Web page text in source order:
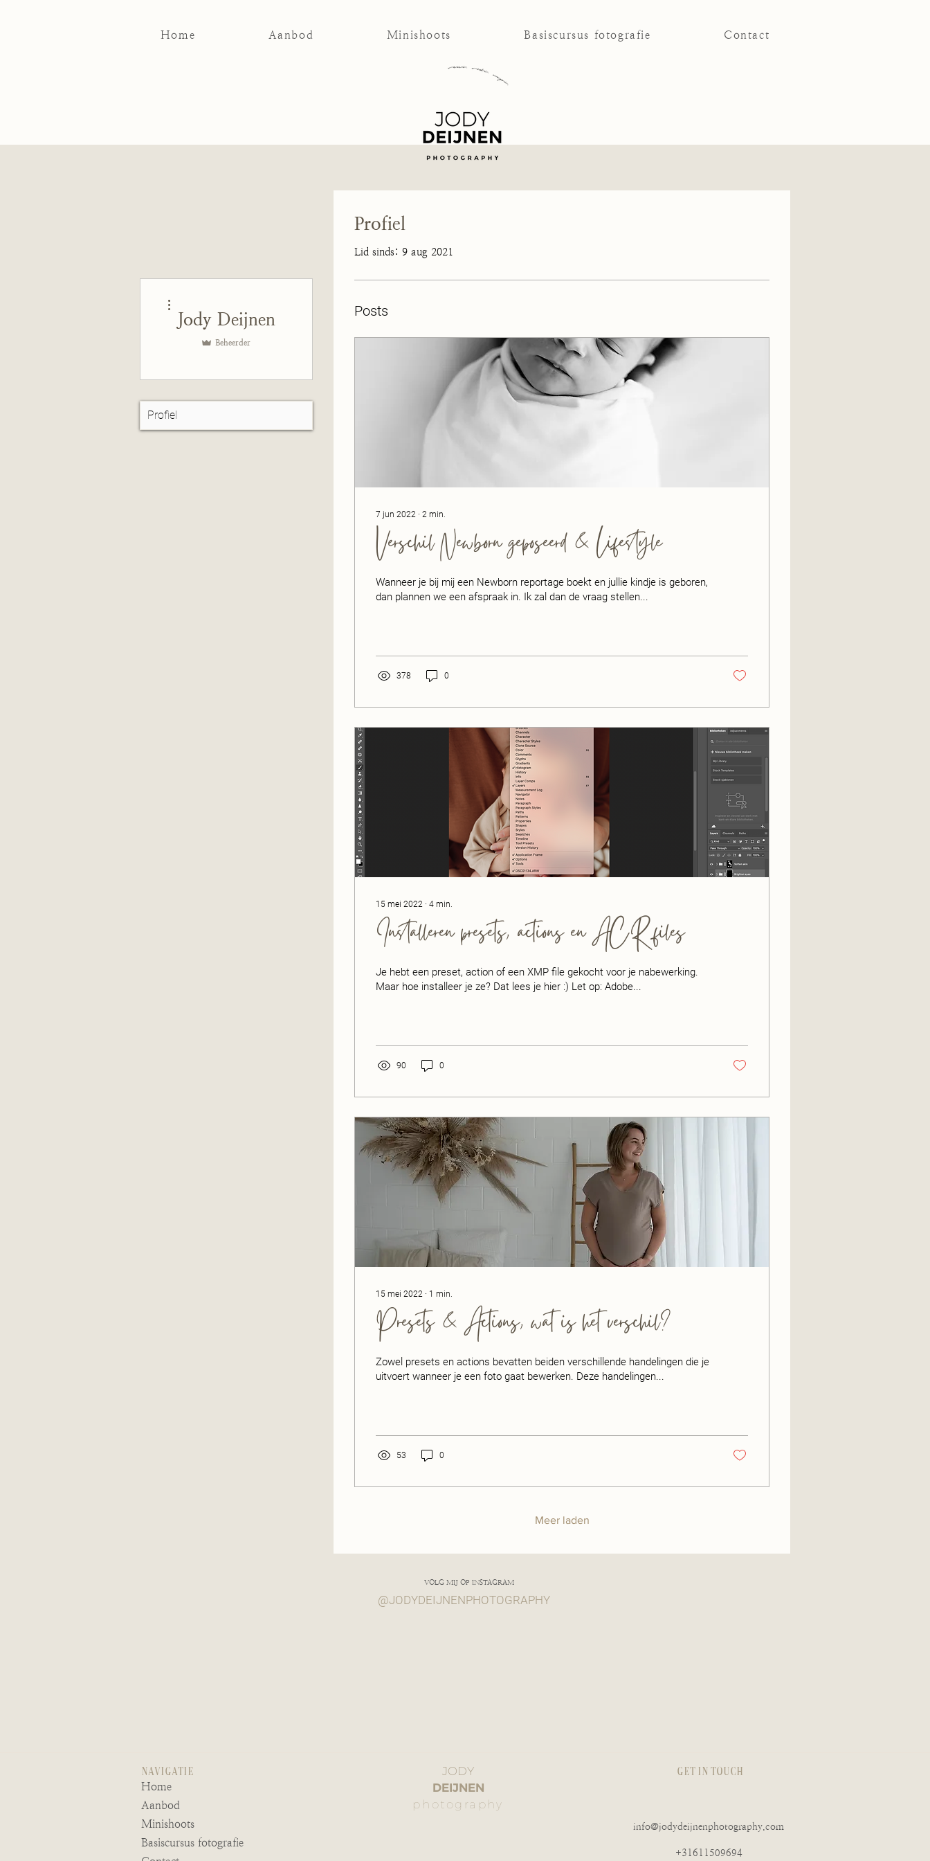
Home Aanbod Minishoots Basiscursus fotografie Contact
Profiel
Lid sinds: 9 aug 2021
Posts
7 jun 2022 ∙ 2 min.
Verschil Newborn geposeerd & Lifestyle
Wanneer je bij mij een Newborn reportage boekt en jullie kindje is geboren,
dan plannen we een afspraak in. Ik zal dan de vraag stellen...
378 0
15 mei 2022 ∙ 4 min.
Installeren presets, actions en ACR files
Je hebt een preset, action of een XMP file gekocht voor je nabewerking.
Maar hoe installeer je ze? Dat lees je hier :) Let op: Adobe...
90 0
15 mei 2022 ∙ 1 min.
Presets & Actions, wat is het verschil?
Zowel presets en actions bevatten beiden verschillende handelingen die je
uitvoert wanneer je een foto gaat bewerken. Deze handelingen...
53 0
Meer laden
Jody Deijnen
Beheerder
Profiel
VOLG MIJ OP INSTAGRAM
@JODYDEIJNENPHOTOGRAPHY
Navigatie
Home
Aanbod
Minishoots
Basiscursus fotografie
JODY
DEIJNEN
photography
Get in touch
info@jodydeijnenphotography.com
+31611509694